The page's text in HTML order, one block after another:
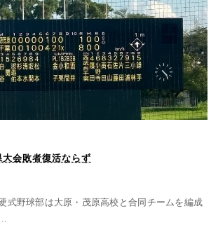
会敗者復活ならず
式野球部は大原・茂原高校と合同チームを編成